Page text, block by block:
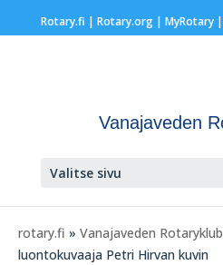
Rotary.fi | Rotary.org| MyRotary |
Vanajaveden
Valitse sivu
rotary.fi » Vanajaveden
luontokuvaaja Petri Hirvan kuvin